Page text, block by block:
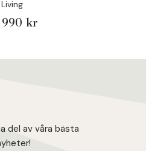
Living
990 kr
del av våra bästa